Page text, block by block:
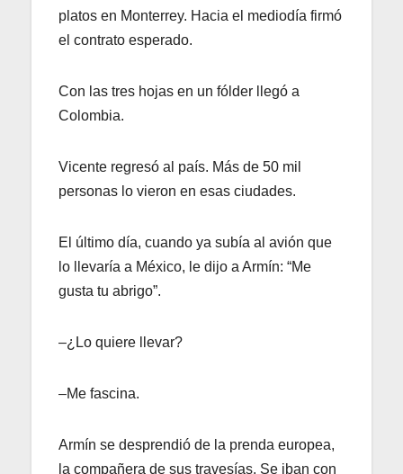
platos en Monterrey. Hacia el mediodía firmó
el contrato esperado.
Con las tres hojas en un fólder llegó a
Colombia.
Vicente regresó al país. Más de 50 mil
personas lo vieron en esas ciudades.
El último día, cuando ya subía al avión que
lo llevaría a México, le dijo a Armín: “Me
gusta tu abrigo”.
–¿Lo quiere llevar?
–Me fascina.
Armín se desprendió de la prenda europea,
la compañera de sus travesías. Se iban con